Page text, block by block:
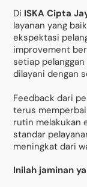
Di ISKA Cipta
layanan yang
ekspektasi
improvement
setiap
dilayani dengan
Feedback dari
terus
rutin melakukan
standar
meningkat dari
Inilah jaminan